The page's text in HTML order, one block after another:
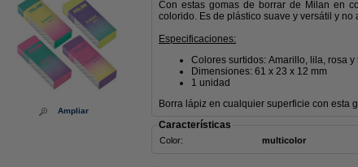
Ampliar
Con estas gomas de borrar de Milan en
colorido. Es de plástico suave y versátil y
Especificaciones:
Colores surtidos: Amarillo, lila, rosa y
Dimensiones: 61 x 23 x 12 mm
1 unidad
Borra lápiz en cualquier superficie con esta
Características
Color: multicolor